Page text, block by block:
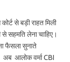
से बड़ी राहत मिली
सहमति लेना चाहिए।
फैसला सुनाते
अब आलोक वर्मा CBI